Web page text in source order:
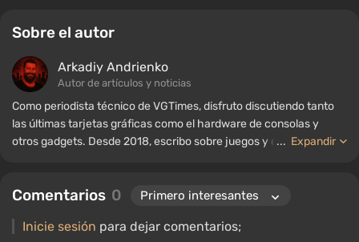
Sobre el autor
Arkadiy Andrienko
Autor de artículos y noticias
Como periodista técnico de VGTimes, disfruto discutiendo tanto
las últimas tarjetas gráficas como el hardware de consolas y
otros gadgets. Desde 2018, escribo sobre juegos y equipos; mi
audio, y mi amor por la electrónica me ha llevado a estudiar el
nuevo e interesante en el ámbito del hardware para juegos.
... Expandir
Comentarios 0
Inicie sesión para dejar comentarios;